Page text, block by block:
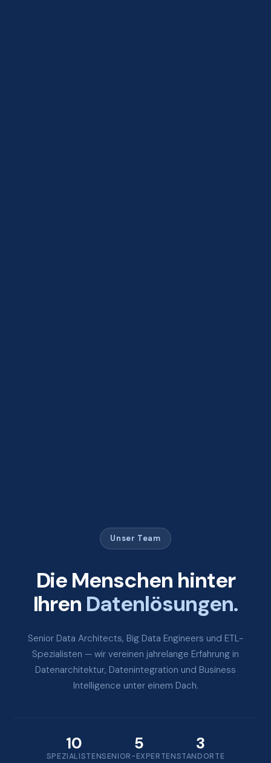
Unser Team
Die Menschen hinter
Ihren Datenlösungen.
Senior Data Architects, Big Data Engineers und ETL-
Spezialisten — wir vereinen jahrelange Erfahrung in
Datenarchitektur, Datenintegration und Business
Intelligence unter einem Dach.
10
SPEZIALISTEN
5
SENIOR-EXPERTEN
3
STANDORTE